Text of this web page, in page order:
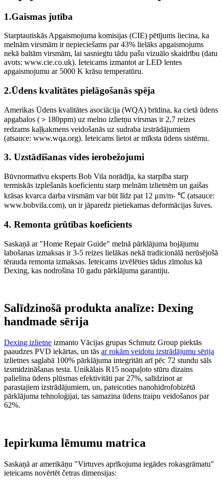
1.Gaismas jutība
Starptautiskās Apgaismojuma komisijas (CIE) pētījums liecina, ka
melnām virsmām ir nepieciešams par 43% lielāks apgaismojums
nekā baltām virsmām, lai sasniegtu tādu pašu vizuālo skaidrību (datu
avots: www.cie.co.uk). Ieteicams izmantot ar LED lentes
apgaismojumu ar 5000 K krāsu temperatūru.
2.Ūdens kvalitātes pielāgošanās spēja
Amerikas Ūdens kvalitātes asociācija (WQA) brīdina, ka cietā ūdens
apgabalos (＞180ppm) uz melno izlietņu virsmas ir 2,7 reizes
redzams kaļķakmens veidošanās uz sudraba izstrādājumiem
(atsauce: www.wqa.org). Ieteicams lietot ar mīksta ūdens sistēmu.
3. Uzstādīšanas vides ierobežojumi
Būvnormatīvu eksperts Bob Vila norādīja, ka starpība starp
termiskās izplešanās koeficientu starp melnām izlietnēm un gaišas
krāsas kvarca darba virsmām var būt līdz pat 12 μm/m- ℃ (atsauce:
www.bobvila.com), un ir jāparedz pietiekamas deformācijas šuves.
4. Remonta grūtības koeficients
Saskaņā ar "Home Repair Guide" melnā pārklājuma bojājumu
labošanas izmaksas ir 3-5 reizes lielākas nekā tradicionālā nerūsējošā
tērauda remonta izmaksas. Ieteicams izvēlēties tādus zīmolus kā
Dexing, kas nodrošina 10 gadu pārklājuma garantiju.
Salīdzinošā produkta analīze: Dexing
handmade sērija
Dexing izlietne izmanto Vācijas grupas Schmutz Group piektās
paaudzes PVD iekārtas, un tās ar rokām veidotu izstrādājumu sērija
izlietnes saglabā 100% pārklājuma integritāti arī pēc 72 stundu sāls
izsmidzināšanas testa. Unikālais R15 noapaļoto stūru dizains
palielina ūdens plūsmas efektivitāti par 27%, salīdzinot ar
parastajiem izstrādājumiem, un, pateicoties nanohidrofobizētā
pārklājuma tehnoloģijai, tas samazina ūdens traipu veidošanos par
62%.
Iepirkuma lēmumu matrica
Saskaņā ar amerikāņu "Virtuves aprīkojuma iegādes rokasgrāmatu"
ieteicams novērtēt četras dimensijas: